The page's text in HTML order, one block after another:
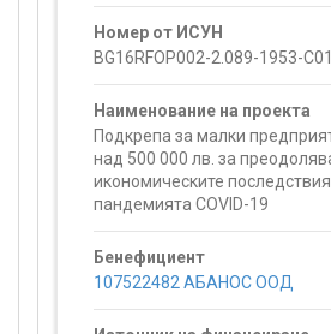
Номер от ИСУН
BG16RFOP002-2.089-1953-C01
Наименование на проекта
Подкрепа за малки
над 500 000 лв. за
икономическите
пандемията COVID-19
Бенефициент
107522482 АБАНОС ООД